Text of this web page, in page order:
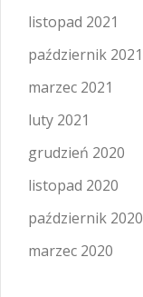
listopad 2021
październik 2021
marzec 2021
luty 2021
grudzień 2020
listopad 2020
październik 2020
marzec 2020